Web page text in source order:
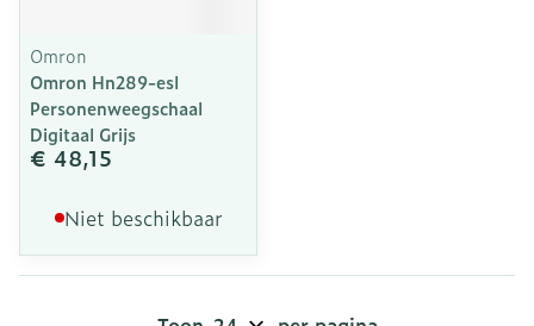
Omron
Omron Hn289-esl
Personenweegschaal
Digitaal Grijs
€ 48,15
Niet beschikbaar